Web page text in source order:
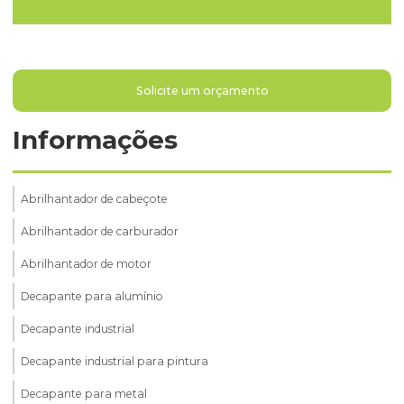
Solicite um orçamento
Informações
Abrilhantador de cabeçote
Abrilhantador de carburador
Abrilhantador de motor
Decapante para alumínio
Decapante industrial
Decapante industrial para pintura
Decapante para metal